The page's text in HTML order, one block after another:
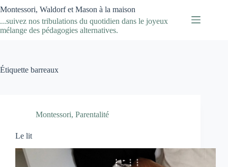
au
contenu
Montessori, Waldorf et Mason à la maison
...suivez nos tribulations du quotidien dans le joyeux
mélange des pédagogies alternatives.
Étiquette barreaux
Montessori, Parentalité
Le lit